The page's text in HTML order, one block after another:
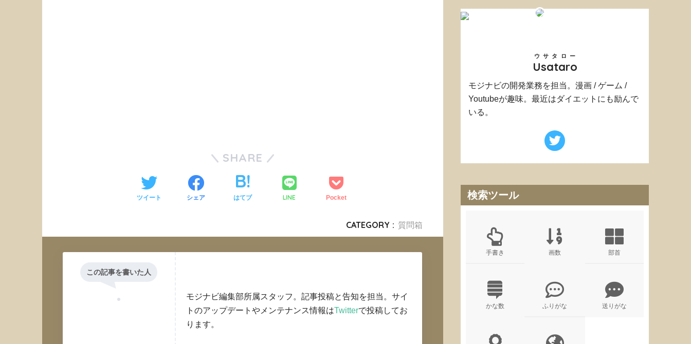
SHARE
ツイート シェア はてブ LINE Pocket
CATEGORY : 質問箱
この記事を書いた人
モジナビ編集部所属スタッフ。記事投稿と告知を担当。サイ
トのアップデートやメンテナンス情報はTwitterで投稿してお
ります。
Usataro
ウサタロー
モジナビの開発業務を担当。漫画 / ゲーム /
Youtubeが趣味。最近はダイエットにも励んで
いる。
検索ツール
手書き 画数 部首
かな数 ふりがな 送りがな